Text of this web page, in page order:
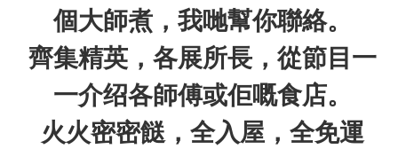
個大師煮，我哋幫你聯絡。
齊集精英，各展所長，從節目一
一介绍各師傅或佢嘅食店。
火火密密餸，全入屋，全免運